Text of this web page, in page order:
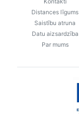
Distances līgums
Saistību atruna
Datu aizsardzība
Par mums